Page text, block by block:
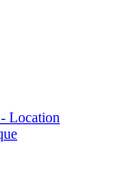
Location